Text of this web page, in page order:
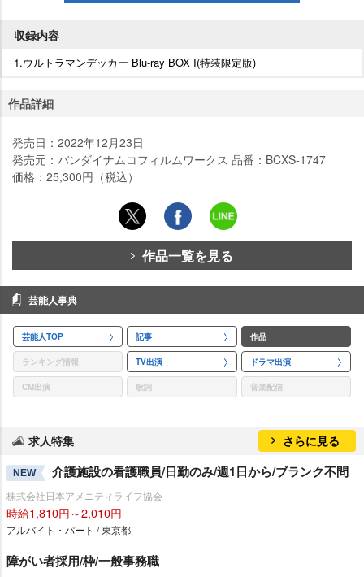
収録内容
1.ウルトラマンデッカー Blu-ray BOX I(特装限定版)
作品詳細
発売日：2022年12月23日
発売元：バンダイナムコフィルムワークス 品番：BCXS-1747
価格：25,300円（税込）
作品一覧を見る
芸能人事典
芸能人TOP 記事 作品
ランキング情報 TV出演 ドラマ出演
CM出演 歌詞 音楽配信
求人特集 さらに見る
NEW 介護施設の看護職員/日勤のみ/週1日から/ブランク不問
株式会社日本アメニティライフ協会
時給1,810円～2,010円
アルバイト・パート / 東京都
障がい者採用/枠/一般事務職